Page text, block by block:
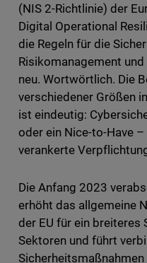
(NIS 2-Richtlinie) der
Digital Operational
die Regeln für die
Risikomanagement
neu. Wortwörtlich. Die
verschiedener Größen
ist eindeutig:
oder ein Nice-to-Have
verankerte
Die Anfang 2023
erhöht das allgemeine
der EU für ein
Sektoren und führt